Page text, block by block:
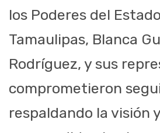
los Poderes del
Tamaulipas, Blanca
Rodríguez, y sus
comprometieron
respaldando la visión